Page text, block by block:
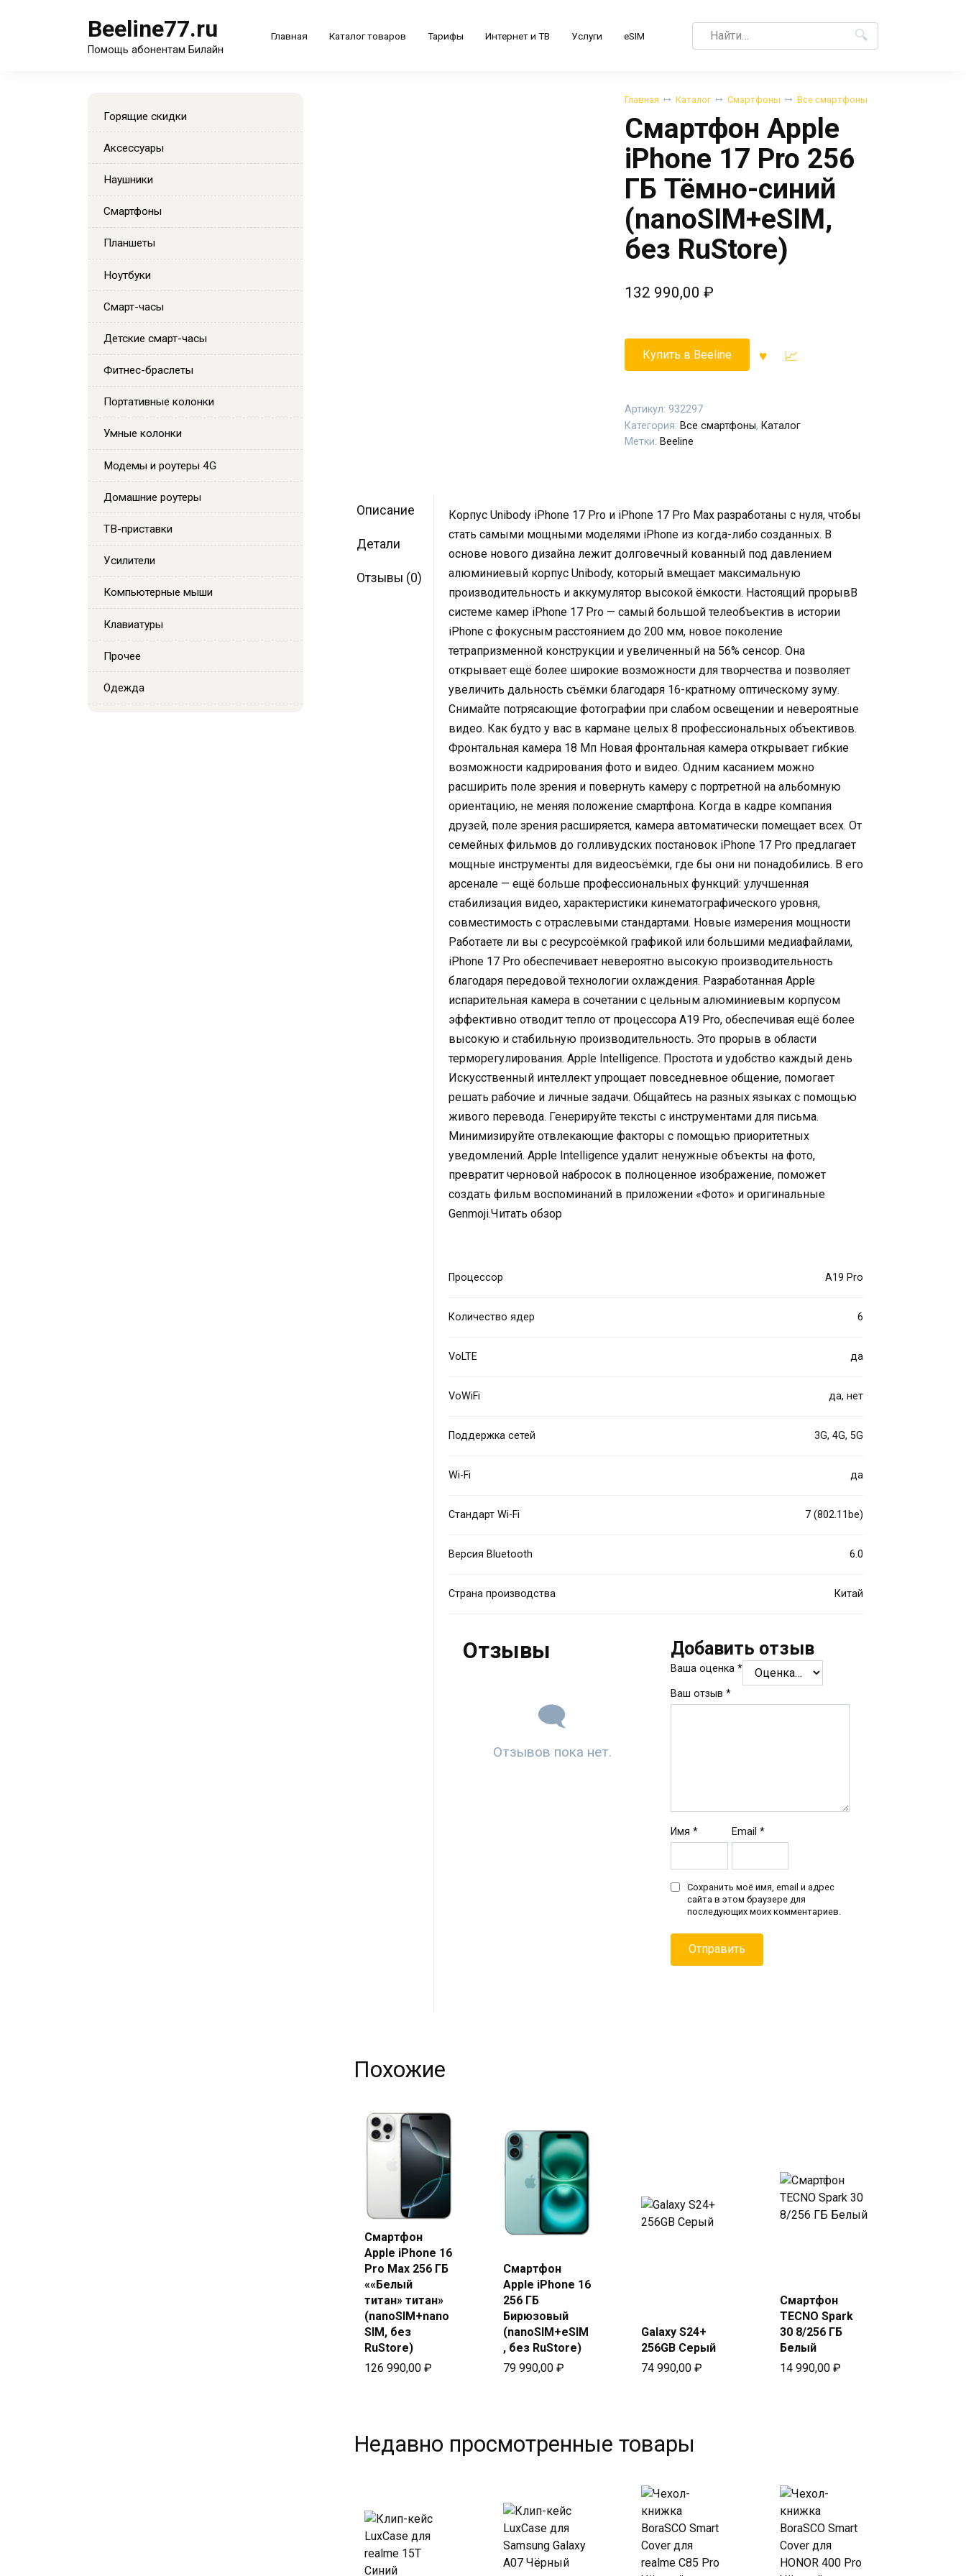
Beeline77.ru
Помощь абонентам Билайн
Главная Каталог товаров Тарифы Интернет и ТВ Услуги eSIM
Search
for:
Главная Каталог Смартфоны Все смартфоны
Смартфон Apple
iPhone 17 Pro 256
ГБ Тёмно-синий
(nanoSIM+eSIM,
без RuStore)
132 990,00 ₽
Купить в Beeline
Артикул: 932297
Категория: Все смартфоны, Каталог
Метки: Beeline
Описание
Детали
Отзывы (0)
Корпус Unibody iPhone 17 Pro и iPhone 17 Pro Max разработаны с нуля, чтобы
стать самыми мощными моделями iPhone из когда-либо созданных. В
основе нового дизайна лежит долговечный кованный под давлением
алюминиевый корпус Unibody, который вмещает максимальную
производительность и аккумулятор высокой ёмкости. Настоящий прорывВ
системе камер iPhone 17 Pro — самый большой телеобъектив в истории
iPhone с фокусным расстоянием до 200 мм, новое поколение
тетрапризменной конструкции и увеличенный на 56% сенсор. Она
открывает ещё более широкие возможности для творчества и позволяет
увеличить дальность съёмки благодаря 16-кратному оптическому зуму.
Снимайте потрясающие фотографии при слабом освещении и невероятные
видео. Как будто у вас в кармане целых 8 профессиональных объективов.
Фронтальная камера 18 Мп Новая фронтальная камера открывает гибкие
возможности кадрирования фото и видео. Одним касанием можно
расширить поле зрения и повернуть камеру с портретной на альбомную
ориентацию, не меняя положение смартфона. Когда в кадре компания
друзей, поле зрения расширяется, камера автоматически помещает всех. От
семейных фильмов до голливудских постановок iPhone 17 Pro предлагает
мощные инструменты для видеосъёмки, где бы они ни понадобились. В его
арсенале — ещё больше профессиональных функций: улучшенная
стабилизация видео, характеристики кинематографического уровня,
совместимость с отраслевыми стандартами. Новые измерения мощности
Работаете ли вы с ресурсоёмкой графикой или большими медиафайлами,
iPhone 17 Pro обеспечивает невероятно высокую производительность
благодаря передовой технологии охлаждения. Разработанная Apple
испарительная камера в сочетании с цельным алюминиевым корпусом
эффективно отводит тепло от процессора A19 Pro, обеспечивая ещё более
высокую и стабильную производительность. Это прорыв в области
терморегулирования. Apple Intelligence. Простота и удобство каждый день
Искусственный интеллект упрощает повседневное общение, помогает
решать рабочие и личные задачи. Общайтесь на разных языках с помощью
живого перевода. Генерируйте тексты с инструментами для письма.
Минимизируйте отвлекающие факторы с помощью приоритетных
уведомлений. Apple Intelligence удалит ненужные объекты на фото,
превратит черновой набросок в полноценное изображение, поможет
создать фильм воспоминаний в приложении «Фото» и оригинальные
Genmoji.Читать обзор
Процессор A19 Pro
Количество ядер 6
VoLTE да
VoWiFi да, нет
Поддержка сетей 3G, 4G, 5G
Wi-Fi да
Стандарт Wi-Fi 7 (802.11be)
Версия Bluetooth 6.0
Страна производства Китай
Отзывы
Отзывов пока нет.
Добавить отзыв
Ваша оценка*
Ваш отзыв*
Имя* Email *
Сохранить моё имя, email и адрес
сайта в этом браузере для
последующих моих комментариев.
Похожие
Купить
в Beeline
Смартфон
Apple iPhone 16
Pro Max 256 ГБ
««Белый
титан» титан»
(nanoSIM+nano
SIM, без
RuStore)
126 990,00 ₽
Купить
в Beeline
Смартфон
Apple iPhone 16
256 ГБ
Бирюзовый
(nanoSIM+eSIM
, без RuStore)
79 990,00 ₽
Galaxy S24+
256GB Серый
74 990,00 ₽
Смартфон
TECNO Spark
30 8/256 ГБ
Белый
14 990,00 ₽
Недавно просмотренные товары
Горящие скидки
Аксессуары
Наушники
Смартфоны
Планшеты
Ноутбуки
Смарт-часы
Детские смарт-часы
Фитнес-браслеты
Портативные колонки
Умные колонки
Модемы и роутеры 4G
Домашние роутеры
ТВ-приставки
Усилители
Компьютерные мыши
Клавиатуры
Прочее
Одежда